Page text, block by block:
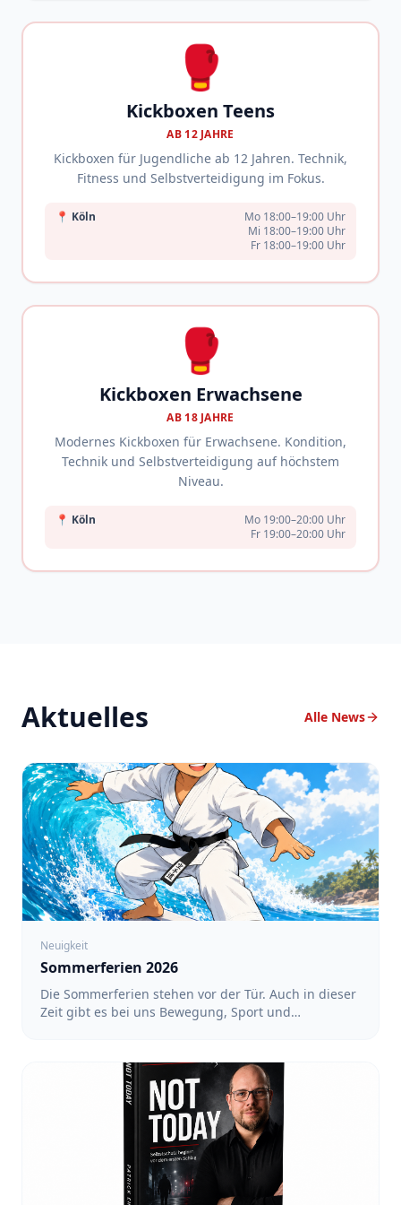
🥊
Kickboxen Teens
AB 12 JAHRE
Kickboxen für Jugendliche ab 12 Jahren. Technik,
Fitness und Selbstverteidigung im Fokus.
📍 Köln
Mo 18:00–19:00 Uhr
Mi 18:00–19:00 Uhr
Fr 18:00–19:00 Uhr
🥊
Kickboxen Erwachsene
AB 18 JAHRE
Modernes Kickboxen für Erwachsene. Kondition,
Technik und Selbstverteidigung auf höchstem
Niveau.
📍 Köln
Mo 19:00–20:00 Uhr
Fr 19:00–20:00 Uhr
Aktuelles Alle News
Neuigkeit
Sommerferien 2026
Die Sommerferien stehen vor der Tür. Auch in dieser
Zeit gibt es bei uns Bewegung, Sport und
wir ein Ferienprogramm mit verschiedenen
Angeboten vorbereitet. Alle Termine und
Anmeldungen findet ihr unter: https://team-
sakura.de/fsz/events Karate in Köln-Nippes mit Luin
- Für Kinder von 3 bis 6 Jahren sowie von 6 bis 12
12.08., 17.08., 19.08., 24.08., 26.08. und 31.08.